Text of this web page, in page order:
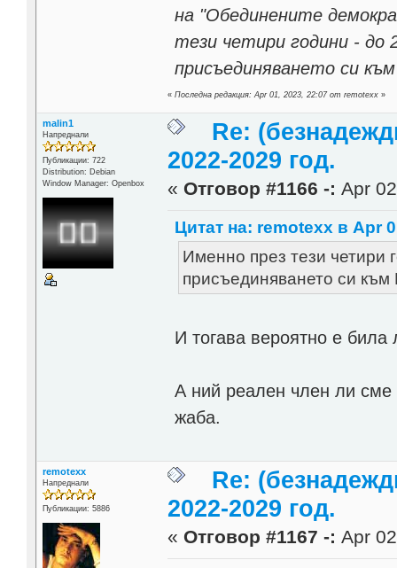
на "Обединените
тези четири години - до
присъединяването си
«Последна редакция: Apr 01, 2023, 22:07 от remotexx »
malin1
Напреднали
Публикации: 722
Distribution: Debian
Window Manager: Openbox
Re:
2022-2029 год.
« Отговор #1166 -: Apr
Цитат на: remotexx в Apr
Именно през тези четири
присъединяването си
И тогава вероятно е
А ний реален член ли сме
жаба.
remotexx
Напреднали
Публикации: 5886
Re:
2022-2029 год.
« Отговор #1167 -: Apr